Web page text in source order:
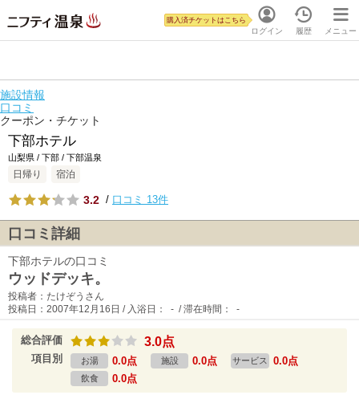
ログイン
購入済チケットはこちら
履歴 メニュー
施設情報
口コミ
クーポン・チケット
下部ホテル
山梨県 / 下部 / 下部温泉
日帰り 宿泊
3.2 / 口コミ 13件
口コミ詳細
下部ホテルの口コミ
ウッドデッキ。
投稿者：たけぞうさん
投稿日：2007年12月16日 / 入浴日： - / 滞在時間： -
総合評価 3.0点
項目別 お湯 0.0点 施設 0.0点 サービス 0.0点
飲食 0.0点